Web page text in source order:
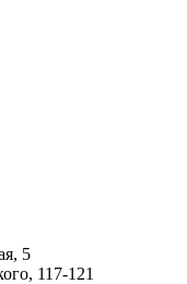
5
117-121